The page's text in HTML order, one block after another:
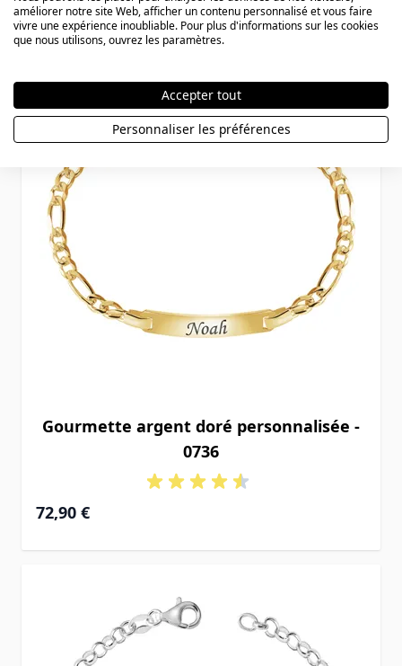
54,90 €
Gourmette argent doré personnalisée -
0736
72,90 €
améliorer notre site Web, afficher un contenu personnalisé et vous faire
vivre une expérience inoubliable. Pour plus d'informations sur les cookies
que nous utilisons, ouvrez les paramètres.
Accepter tout
Personnaliser les préférences